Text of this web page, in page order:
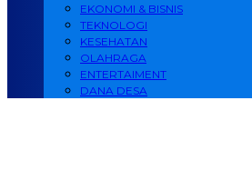
EKONOMI & BISNIS
TEKNOLOGI
KESEHATAN
OLAHRAGA
ENTERTAIMENT
DANA DESA